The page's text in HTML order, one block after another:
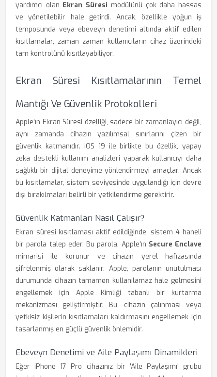
yardımcı olan Ekran Süresi modülünü çok daha hassas
ve yönetilebilir hale getirdi. Ancak, özellikle yoğun iş
temposunda veya ebeveyn denetimi altında aktif edilen
kısıtlamalar, zaman zaman kullanıcıların cihaz üzerindeki
tam kontrolünü kısıtlayabiliyor.
Ekran Süresi Kısıtlamalarının Temel
Mantığı Ve Güvenlik Protokolleri
Apple'ın Ekran Süresi özelliği, sadece bir zamanlayıcı değil,
aynı zamanda cihazın yazılımsal sınırlarını çizen bir
güvenlik katmanıdır. iOS 19 ile birlikte bu özellik, yapay
zeka destekli kullanım analizleri yaparak kullanıcıyı daha
sağlıklı bir dijital deneyime yönlendirmeyi amaçlar. Ancak
bu kısıtlamalar, sistem seviyesinde uygulandığı için devre
dışı bırakılmaları belirli bir yetkilendirme gerektirir.
Güvenlik Katmanları Nasıl Çalışır?
Ekran süresi kısıtlaması aktif edildiğinde, sistem 4 haneli
bir parola talep eder. Bu parola, Apple'ın Secure Enclave
mimarisi ile korunur ve cihazın yerel hafızasında
şifrelenmiş olarak saklanır. Apple, parolanın unutulması
durumunda cihazın tamamen kullanılamaz hale gelmesini
engellemek için Apple Kimliği tabanlı bir kurtarma
mekanizması geliştirmiştir. Bu, cihazın çalınması veya
yetkisiz kişilerin kısıtlamaları kaldırmasını engellemek için
tasarlanmış en güçlü güvenlik önlemidir.
Ebeveyn Denetimi ve Aile Paylaşımı Dinamikleri
Eğer iPhone 17 Pro cihazınız bir 'Aile Paylaşımı' grubu